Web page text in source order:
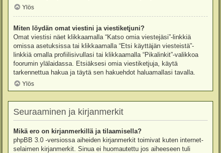
Ylös
Miten löydän omat viestini ja viestiketjuni?
Omat viestisi näet klikkaamalla “Katso omia viestejäsi”-linkkiä
omissa asetuksissa tai klikkaamalla “Etsi käyttäjän viesteistä”-
linkkiä omalla profiilisivullasi tai klikkaamalla “Pikalinkit”-valikkoa
foorumin ylälaidassa. Etsiäksesi omia viestiketjuja, käytä
tarkennettua hakua ja täytä sen hakuehdot haluamallasi tavalla.
Ylös
Seuraaminen ja kirjanmerkit
Mikä ero on kirjanmerkillä ja tilaamisella?
phpBB 3.0 -versiossa aiheiden kirjanmerkit toimivat kuten internet-
selaimen kirjanmerkit. Sinua ei huomautettu jos aiheeseen tuli